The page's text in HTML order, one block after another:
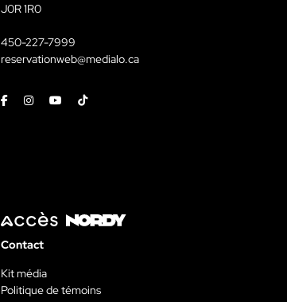
J0R 1R0
450-227-7999
reservationweb@medialo.ca
FacebookInstagramYoutubeTiktok
Contact
Kit média
Politique de témoins